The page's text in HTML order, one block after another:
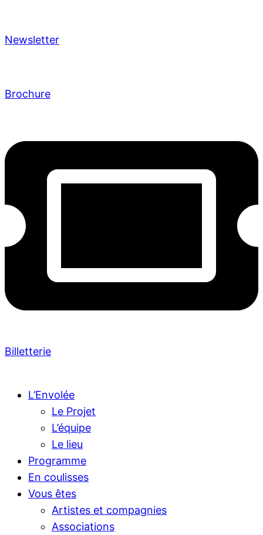
Newsletter
Brochure
Billetterie
L’Envolée
Le Projet
L’équipe
Le lieu
Programme
En coulisses
Vous êtes
Artistes et compagnies
Associations